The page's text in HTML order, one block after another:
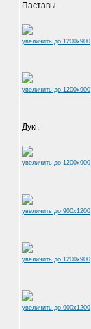
Паставы.
увеличить до 1200x900
увеличить до 1200x900
Дукі.
увеличить до 1200x900
увеличить до 900x1200
увеличить до 1200x900
увеличить до 900x1200